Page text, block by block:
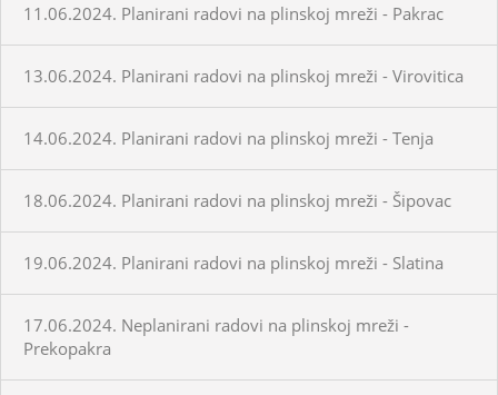
11.06.2024. Planirani radovi na plinskoj mreži - Pakrac
13.06.2024. Planirani radovi na plinskoj mreži - Virovitica
14.06.2024. Planirani radovi na plinskoj mreži - Tenja
18.06.2024. Planirani radovi na plinskoj mreži - Šipovac
19.06.2024. Planirani radovi na plinskoj mreži - Slatina
17.06.2024. Neplanirani radovi na plinskoj mreži -
Prekopakra